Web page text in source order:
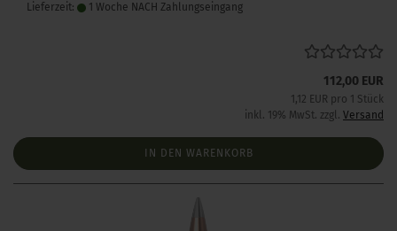
Lieferzeit: 1 Woche NACH Zahlungseingang
112,00 EUR
1,12 EUR pro 1 Stück
inkl. 19% MwSt. zzgl. Versand
IN DEN WARENKORB